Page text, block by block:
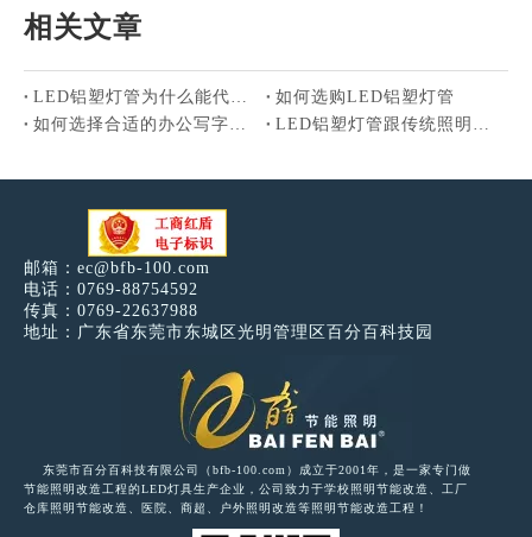
相关文章
LED铝塑灯管为什么能代替玻璃灯管
如何选购LED铝塑灯管
如何选择合适的办公写字楼照明灯具
LED铝塑灯管跟传统照明灯相比有什么优势
邮箱： ec@bfb-100.com
电话：0769-88754592
传真：0769-22637988
地址：广东省东莞市东城区光明管理区百分百科技园
东莞市百分百科技有限公司（bfb-100.com）成立于2001年，是一家专门做
节能照明改造工程的LED灯具生产企业，公司致力于学校照明节能改造、工厂
仓库照明节能改造、医院、商超、户外照明改造等照明节能改造工程！